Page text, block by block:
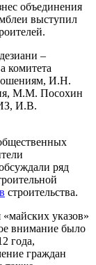
объединения
выступил
–
комитета
И.Н.
М.М. Посохин
И.В.
ряд
строительства.
указов»
внимание было
года,
граждан